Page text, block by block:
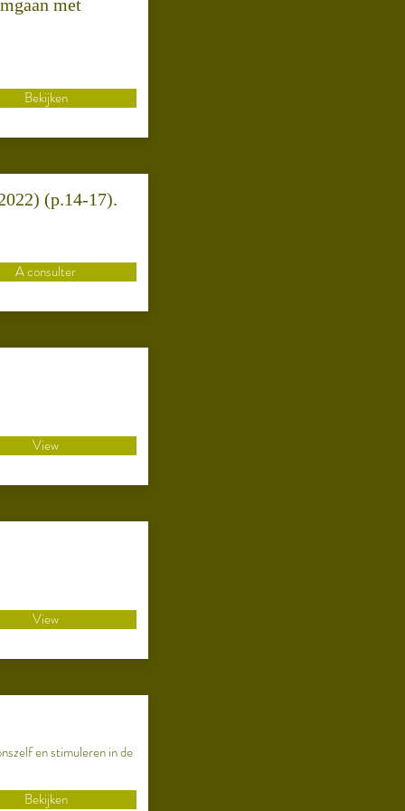
met
Bekijken
(p.14-17).
A consulter
View
View
en stimuleren in de
Bekijken